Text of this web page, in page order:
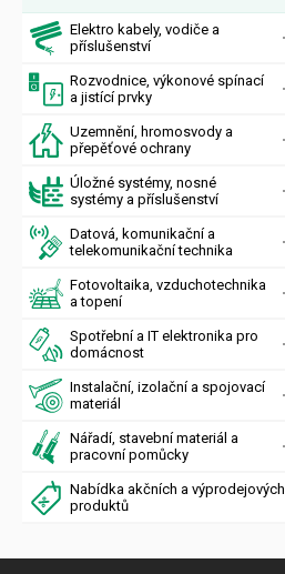
Elektro kabely, vodiče a
příslušenství
Rozvodnice, výkonové spínací
a jistící prvky
Uzemnění, hromosvody a
přepěťové ochrany
Úložné systémy, nosné
systémy a příslušenství
Datová, komunikační a
telekomunikační technika
Fotovoltaika, vzduchotechnika
a topení
Spotřební a IT elektronika pro
domácnost
Instalační, izolační a spojovací
materiál
Nářadí, stavební materiál a
pracovní pomůcky
Nabídka akčních a výprodejových
produktů